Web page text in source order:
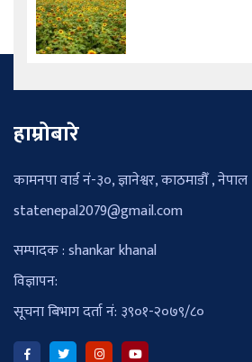
हाम्रोबारे
कामनपा वार्ड नं-३०, ज्ञानेश्वर, काठमाडौँ , नेपाल
statenepal2079@gmail.com
सम्पादक : shankar khanal
विज्ञापन:
सूचना बिभाग दर्ता नं: ३९०१-२०७९/८०